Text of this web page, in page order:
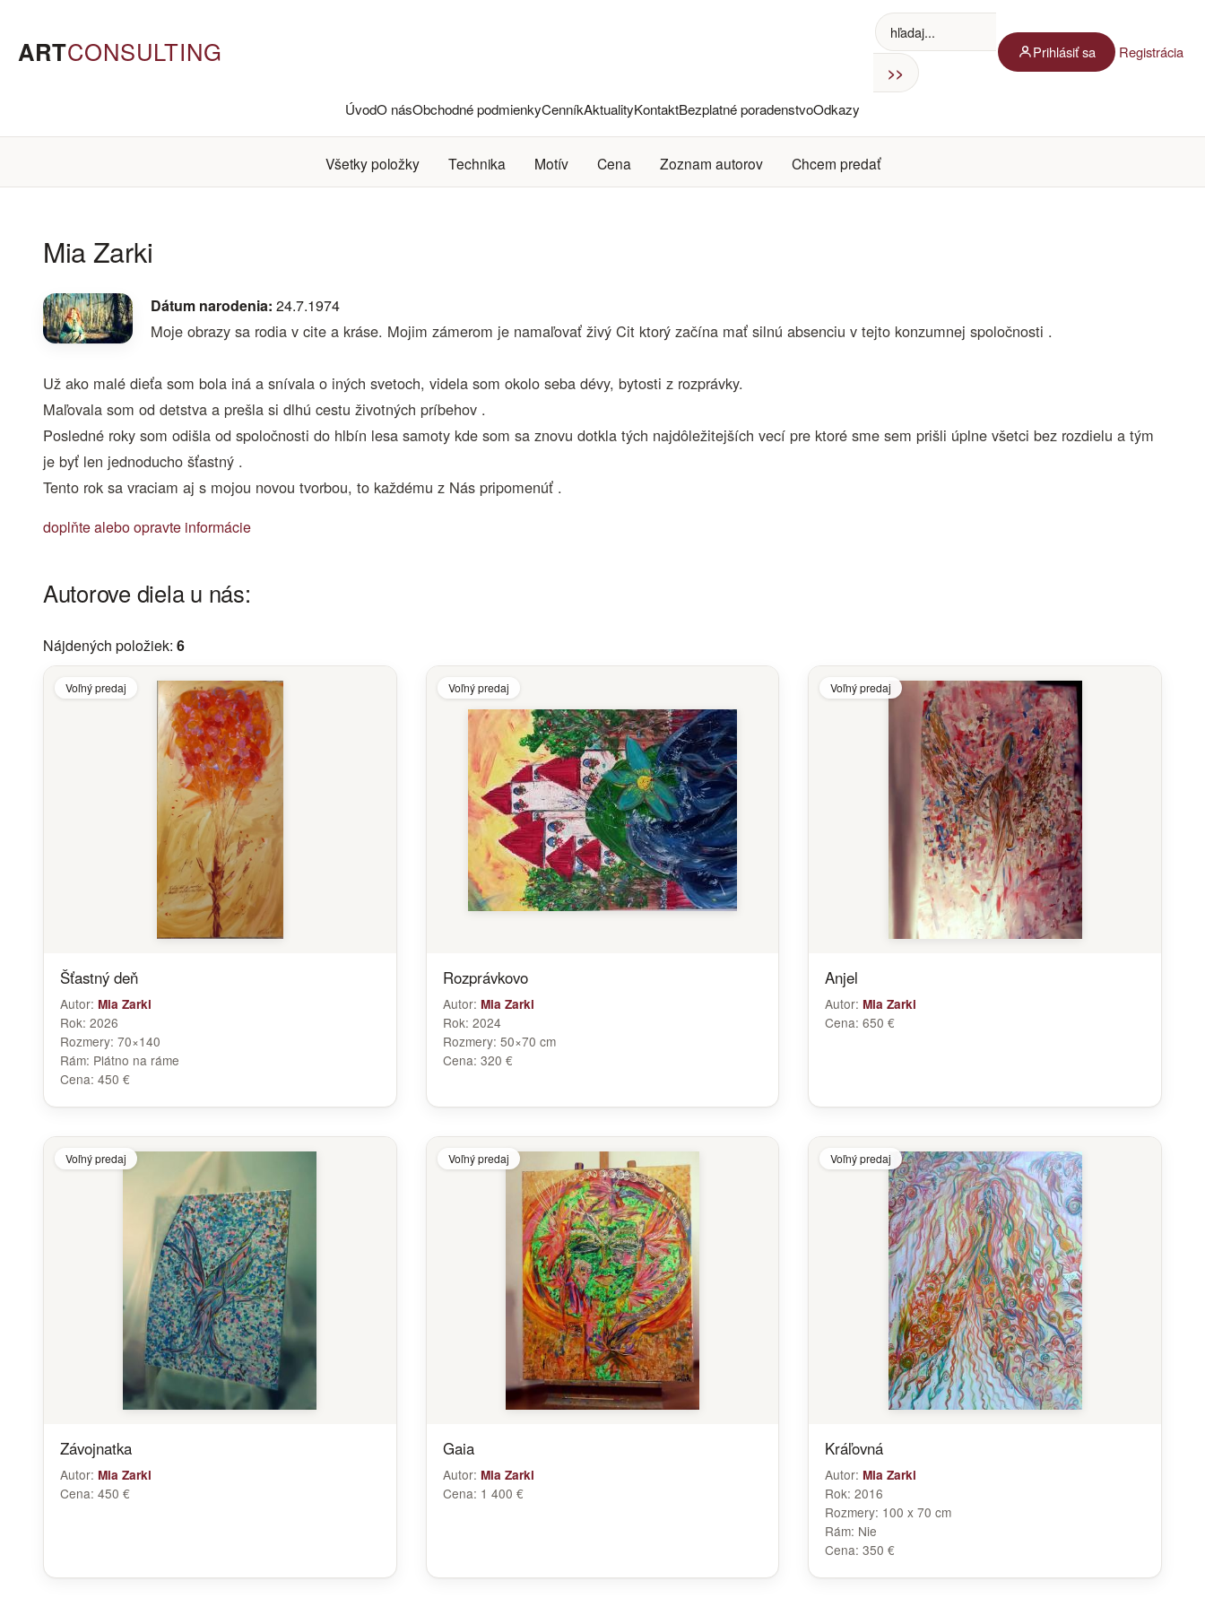
ARTCONSULTING
ÚvodO násObchodné podmienkyCenníkAktualityKontaktBezplatné poradenstvoOdkazy
Prihlásiť sa Registrácia
Všetky položky Technika Motív Cena Zoznam autorov Chcem predať
Mia Zarki
Dátum narodenia: 24.7.1974
Moje obrazy sa rodia v cite a kráse. Mojim zámerom je namaľovať živý Cit ktorý začína mať silnú absenciu v tejto konzumnej spoločnosti .
Už ako malé dieťa som bola iná a snívala o iných svetoch, videla som okolo seba dévy, bytosti z rozprávky.
Maľovala som od detstva a prešla si dlhú cestu životných príbehov .
Posledné roky som odišla od spoločnosti do hlbín lesa samoty kde som sa znovu dotkla tých najdôležitejších vecí pre ktoré sme sem prišli úplne všetci bez rozdielu a tým
je byť len jednoducho šťastný .
Tento rok sa vraciam aj s mojou novou tvorbou, to každému z Nás pripomenúť .
doplňte alebo opravte informácie
Autorove diela u nás:
Nájdených položiek: 6
Voľný predaj
Šťastný deň
Autor: Mia Zarki
Rok: 2026
Rozmery: 70×140
Rám: Plátno na ráme
Cena: 450 €
Voľný predaj
Rozprávkovo
Autor: Mia Zarki
Rok: 2024
Rozmery: 50×70 cm
Cena: 320 €
Voľný predaj
Anjel
Autor: Mia Zarki
Cena: 650 €
Voľný predaj
Závojnatka
Autor: Mia Zarki
Cena: 450 €
Voľný predaj
Gaia
Autor: Mia Zarki
Cena: 1 400 €
Voľný predaj
Kráľovná
Autor: Mia Zarki
Rok:2016
Rozmery: 100 x 70 cm
Rám: Nie
Cena: 350 €